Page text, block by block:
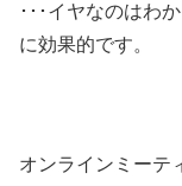
･･･イヤなのはわ
に効果的です。
オンラインミーテ